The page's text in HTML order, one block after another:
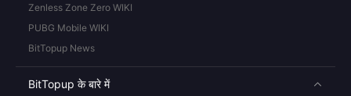
Zenless Zone Zero WIKI
PUBG Mobile WIKI
BitTopup News
BitTopup के बारे में